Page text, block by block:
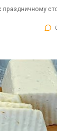
праздничному